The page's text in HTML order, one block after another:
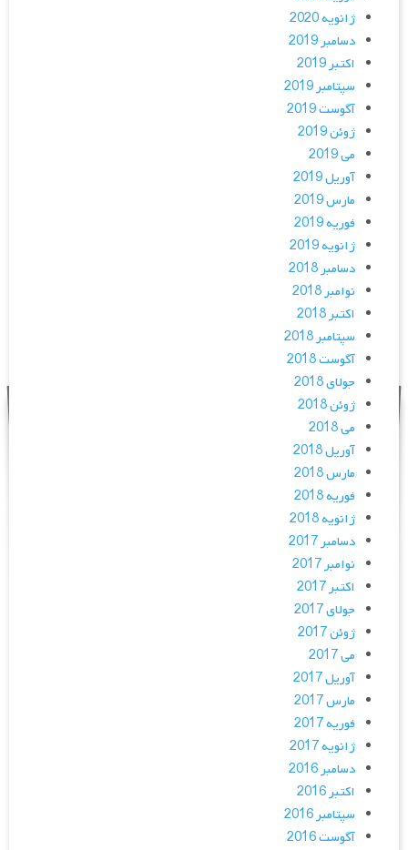
ژانویه 2020
دسامبر 2019
اکتبر 2019
سپتامبر 2019
آگوست 2019
ژوئن 2019
می 2019
آوریل 2019
مارس 2019
فوریه 2019
ژانویه 2019
دسامبر 2018
نوامبر 2018
اکتبر 2018
سپتامبر 2018
آگوست 2018
جولای 2018
ژوئن 2018
می 2018
آوریل 2018
مارس 2018
فوریه 2018
ژانویه 2018
دسامبر 2017
نوامبر 2017
اکتبر 2017
جولای 2017
ژوئن 2017
می 2017
آوریل 2017
مارس 2017
فوریه 2017
ژانویه 2017
دسامبر 2016
اکتبر 2016
سپتامبر 2016
آگوست 2016